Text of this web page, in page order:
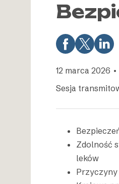
12 marca 2026
Sesja
Zdolność
leków